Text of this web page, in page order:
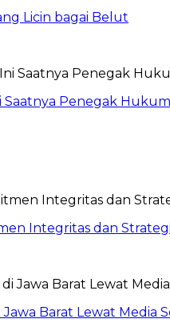
Licin bagai Belut
Saatnya Penegak
Integritas dan
Barat Lewat Media